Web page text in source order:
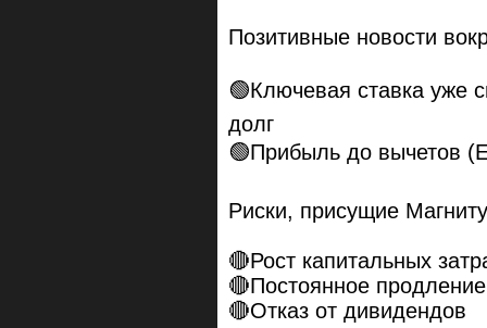
Позитивные новости
🟢Ключевая ставка уже
долг
🟢Прибыль до вычетов
Риски, присущие
🔴Рост капитальных
🔴Постоянное
🔴Отказ от дивидендов